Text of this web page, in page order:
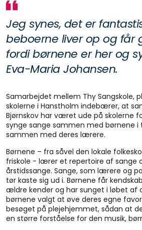
Jeg synes, det er
beboerne liver op og får
fordi børnene er her og
Eva-Maria Johansen.
Samarbejdet mellem Thy Sangskole,
skolerne i Hanstholm indebærer, at
Bjørnskov har været ude på skolerne
synge sange sammen med børnene i
sammen med deres lærere.
Børnene – fra såvel den lokale
friskole - lærer et repertoire af sange
årstidssange. Sange, som lærere og
tør kaste sig ud i. Børnene får
ældre kender og har sunget i løbet af
børnene valgt at øve deres egne
besøget på plejehjemmet, sådan at
en større forståelse for den musik,